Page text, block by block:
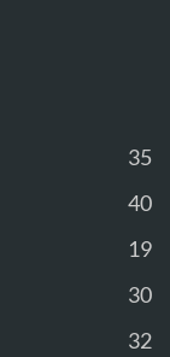
35
40
19
30
32